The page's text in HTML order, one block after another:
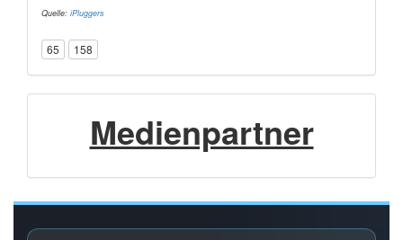
Quelle: iPluggers
65 158
Medienpartner